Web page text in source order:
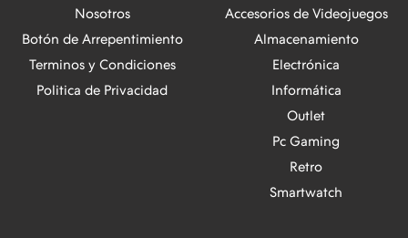
Nosotros
Botón de Arrepentimiento
Terminos y Condiciones
Politica de Privacidad
Accesorios de Videojuegos
Almacenamiento
Electrónica
Informática
Outlet
Pc Gaming
Retro
Smartwatch